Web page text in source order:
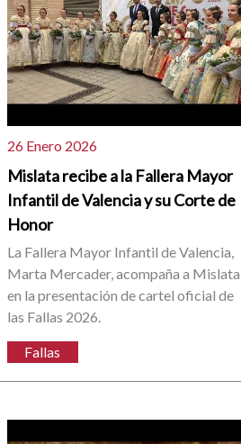
26 Enero 2026
Mislata recibe a la Fallera Mayor
Infantil de Valencia y su Corte de
Honor
La Fallera Mayor Infantil de Valencia,
Marta Mercader, acompaña a Mislata
en la presentación de cartel oficial de
las Fallas 2026.
Fallas